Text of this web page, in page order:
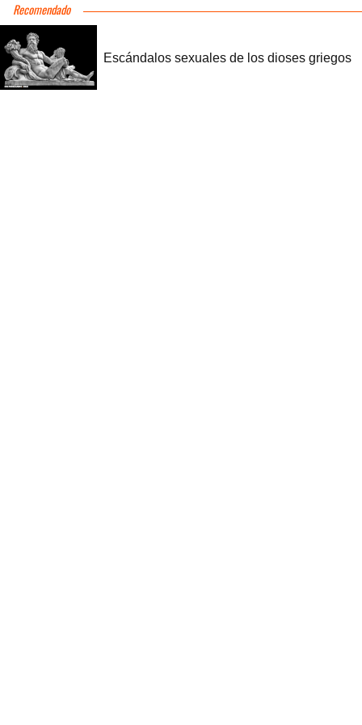
Recomendado
Escándalos sexuales de los dioses griegos